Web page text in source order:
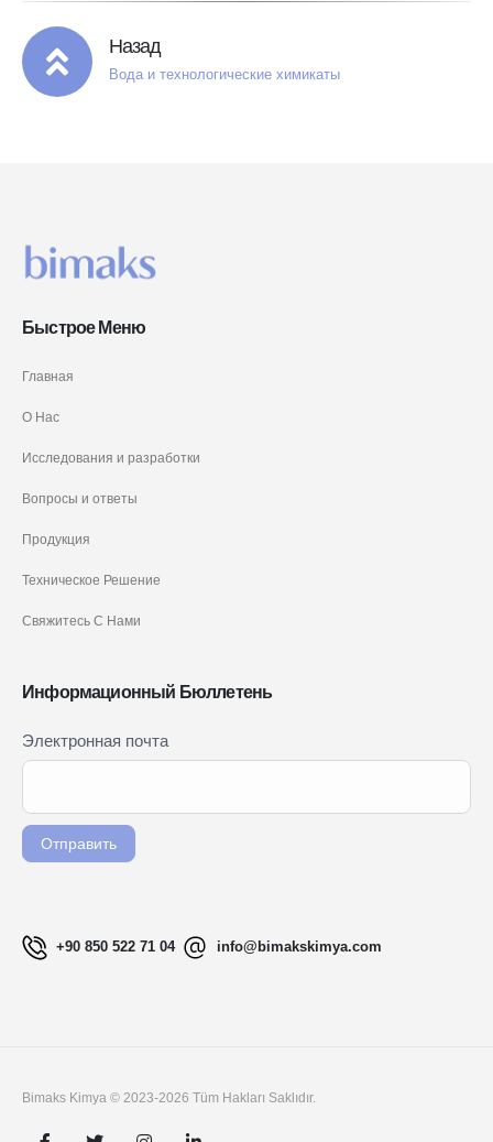
Назад
Вода и технологические химикаты
Быстрое Меню
Главная
О Нас
Исследования и разработки
Вопросы и ответы
Продукция
Техническое Решение
Свяжитесь С Нами
Информационный Бюллетень
Newsletter
Signup
Электронная почта
Отправить
Если вы
человек,
пустым.
+90 850 522 71 04 info@bimakskimya.com
Bimaks Kimya © 2023-2026 Tüm Hakları Saklıdır.